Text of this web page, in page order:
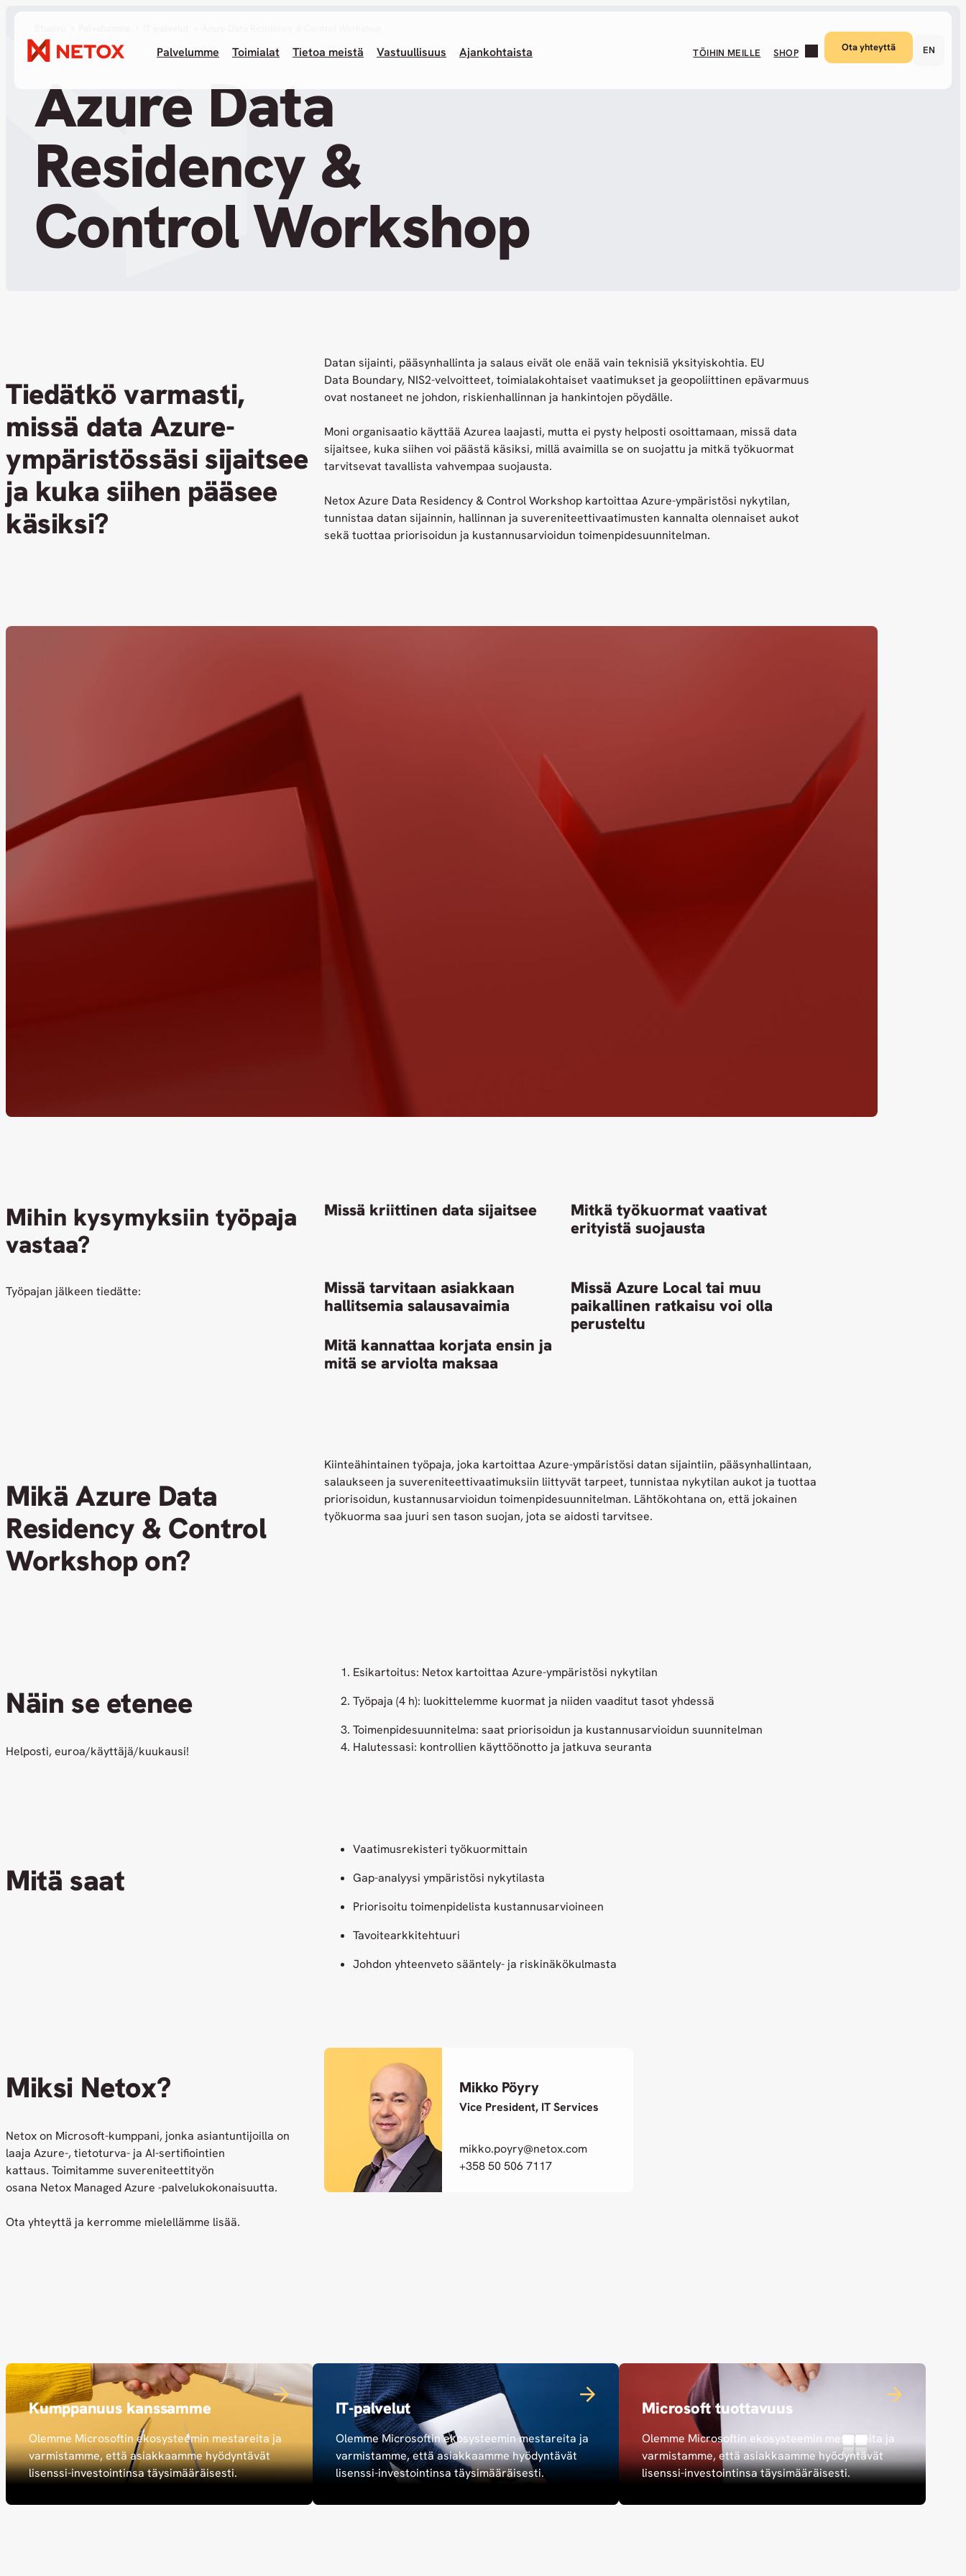
Palvelumme Toimialat Tietoa meistä Vastuullisuus Ajankohtaista TÖIHIN MEILLE SHOP Ota yhteyttä EN
Azure Data
Residency &
Control Workshop
Tiedätkö varmasti,
missä data Azure-
ympäristössäsi sijaitsee
ja kuka siihen pääsee
käsiksi?
Datan sijainti, pääsynhallinta ja salaus eivät ole enää vain teknisiä yksityiskohtia. EU
Data Boundary, NIS2-velvoitteet, toimialakohtaiset vaatimukset ja geopoliittinen epävarmuus
ovat nostaneet ne johdon, riskienhallinnan ja hankintojen pöydälle.
Moni organisaatio käyttää Azurea laajasti, mutta ei pysty helposti osoittamaan, missä data
sijaitsee, kuka siihen voi päästä käsiksi, millä avaimilla se on suojattu ja mitkä työkuormat
tarvitsevat tavallista vahvempaa suojausta.
Netox Azure Data Residency & Control Workshop kartoittaa Azure-ympäristösi nykytilan,
tunnistaa datan sijainnin, hallinnan ja suvereniteettivaatimusten kannalta olennaiset aukot
sekä tuottaa priorisoidun ja kustannusarvioidun toimenpidesuunnitelman.
Mihin kysymyksiin työpaja
vastaa?
Työpajan jälkeen tiedätte:
Missä kriittinen data sijaitsee
Mitkä työkuormat vaativat
erityistä suojausta
Missä tarvitaan asiakkaan
hallitsemia salausavaimia
Mitä kannattaa korjata ensin ja
mitä se arviolta maksaa
Missä Azure Local tai muu
paikallinen ratkaisu voi olla
perusteltu
Mikä Azure Data
Residency & Control
Workshop on?
Kiinteähintainen työpaja, joka kartoittaa Azure-ympäristösi datan sijaintiin, pääsynhallintaan,
salaukseen ja suvereniteettivaatimuksiin liittyvät tarpeet, tunnistaa nykytilan aukot ja tuottaa
priorisoidun, kustannusarvioidun toimenpidesuunnitelman. Lähtökohtana on, että jokainen
työkuorma saa juuri sen tason suojan, jota se aidosti tarvitsee.
Näin se etenee
Helposti, euroa/käyttäjä/kuukausi!
Esikartoitus: Netox kartoittaa Azure-ympäristösi nykytilan
Työpaja (4 h): luokittelemme kuormat ja niiden vaaditut tasot yhdessä
Toimenpidesuunnitelma: saat priorisoidun ja kustannusarvioidun suunnitelman
Halutessasi: kontrollien käyttöönotto ja jatkuva seuranta
Mitä saat
Vaatimusrekisteri työkuormittain
Gap-analyysi ympäristösi nykytilasta
Priorisoitu toimenpidelista kustannusarvioineen
Tavoitearkkitehtuuri
Johdon yhteenveto sääntely- ja riskinäkökulmasta
Miksi Netox?
Netox on Microsoft-kumppani, jonka asiantuntijoilla on
laaja Azure-, tietoturva- ja AI-sertifiointien
kattaus. Toimitamme suvereniteettityön
osana Netox Managed Azure -palvelukokonaisuutta.
Ota yhteyttä ja kerromme mielellämme lisää.
Mikko Pöyry
Vice President, IT Services
mikko.poyry@netox.com
+358 50 506 7117
Kumppanuus kanssamme
Olemme Microsoftin ekosysteemin mestareita ja
varmistamme, että asiakkaamme hyödyntävät
lisenssi-investointinsa täysimääräisesti.
IT-palvelut
Olemme Microsoftin ekosysteemin mestareita ja
varmistamme, että asiakkaamme hyödyntävät
lisenssi-investointinsa täysimääräisesti.
Microsoft tuottavuus
Olemme Microsoftin ekosysteemin mestareita ja
varmistamme, että asiakkaamme hyödyntävät
lisenssi-investointinsa täysimääräisesti.